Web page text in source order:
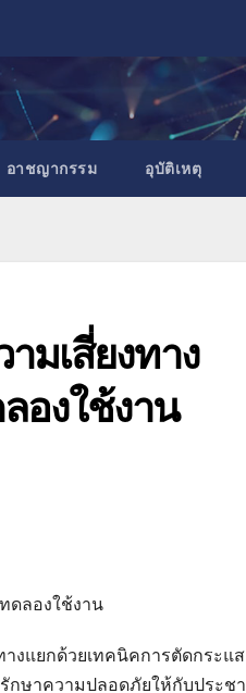
อาชญากรรม อุบัติเหตุ
มเสี่ยงทาง
องใช้งาน
ดลองใช้งาน
งแยกด้วยเทคนิคการตัดกระแส
รักษาความปลอดภัยให้กับประช